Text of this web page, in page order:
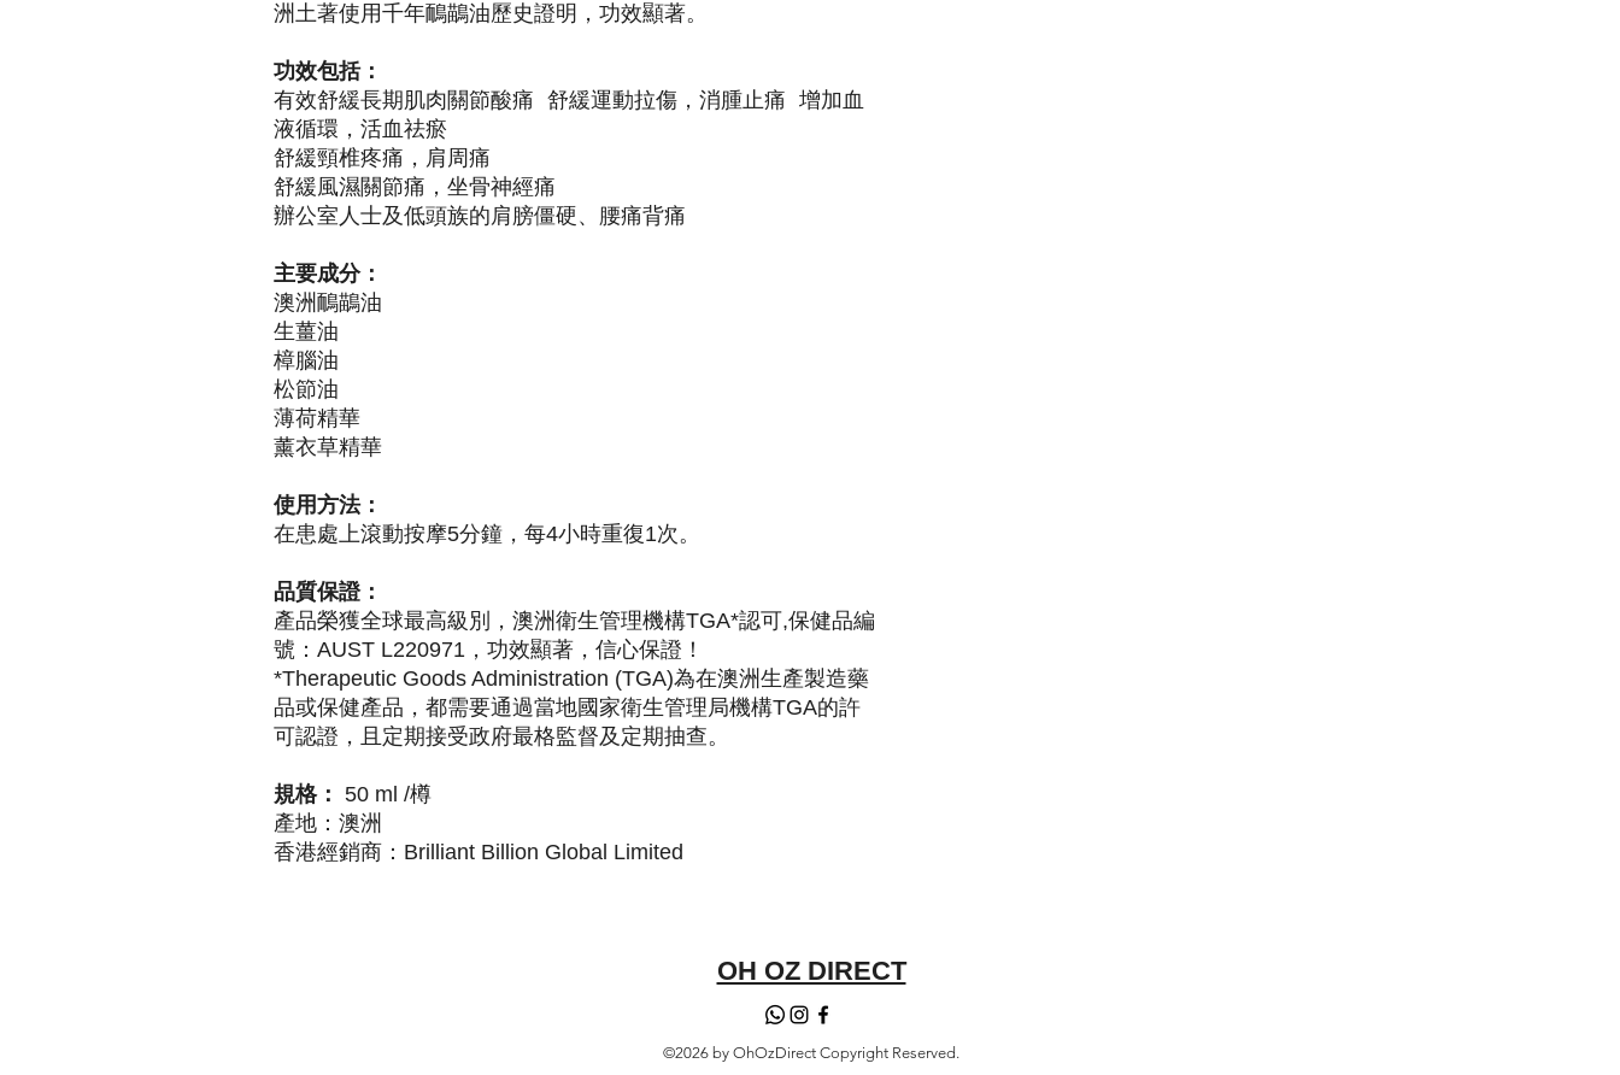
洲土著使用千年鴯鶓油歷史證明，功效顯著。
功效包括：
有效舒緩長期肌肉關節酸痛 舒緩運動拉傷，消腫止痛 增加血
液循環，活血祛瘀
舒緩頸椎疼痛，肩周痛
舒緩風濕關節痛，坐骨神經痛
辦公室人士及低頭族的肩膀僵硬、腰痛背痛
主要成分：
澳洲鴯鶓油
生薑油
樟腦油
松節油
薄荷精華
薰衣草精華
使用方法：
在患處上滾動按摩5分鐘，每4小時重復1次。
品質保證：
產品榮獲全球最高級別，澳洲衛生管理機構TGA*認可,保健品編
號：AUST L220971，功效顯著，信心保證！
*Therapeutic Goods Administration (TGA)為在澳洲生產製造藥
品或保健產品，都需要通過當地國家衛生管理局機構TGA的許
可認證，且定期接受政府最格監督及定期抽查。
規格： 50 ml /樽
產地：澳洲
香港經銷商：Brilliant Billion Global Limited
OH OZ DIRECT
©2026 by OhOzDirect Copyright Reserved.